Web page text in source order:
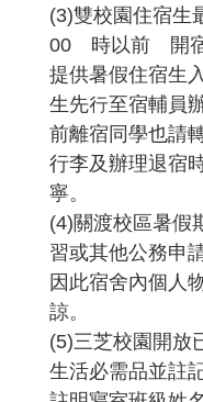
(3)雙校園住宿生
00 時以前離開
提供暑假住宿生
生先行至宿輔員
前離宿同學也請
行李及辦理退宿
寧。
(4)關渡校區暑假
習或其他公務申
因此宿舍內個人
諒。
(5)三芝校園開放
生活必需品並註